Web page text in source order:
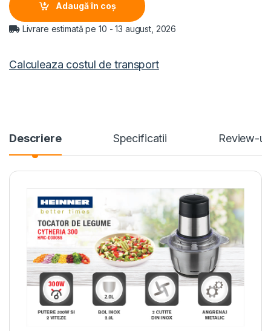
Adaugă în coș
Livrare estimată pe 10 - 13 august, 2026
Calculeaza costul de transport
Descriere Specificatii Review-uri